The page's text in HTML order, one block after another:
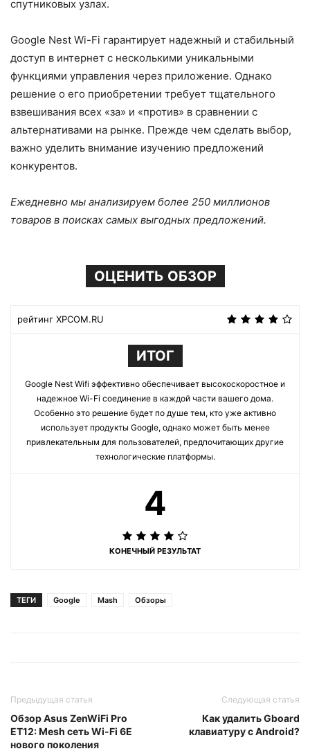
спутниковых узлах.
Google Nest Wi-Fi гарантирует надежный и стабильный
доступ в интернет с несколькими уникальными
функциями управления через приложение. Однако
решение о его приобретении требует тщательного
взвешивания всех «за» и «против» в сравнении с
альтернативами на рынке. Прежде чем сделать выбор,
важно уделить внимание изучению предложений
конкурентов.
Ежедневно мы анализируем более 250 миллионов
товаров в поисках самых выгодных предложений.
ОЦЕНИТЬ ОБЗОР
рейтинг XPCOM.RU
ИТОГ
Google Nest Wifi эффективно обеспечивает высокоскоростное и
надежное Wi-Fi соединение в каждой части вашего дома.
Особенно это решение будет по душе тем, кто уже активно
использует продукты Google, однако может быть менее
привлекательным для пользователей, предпочитающих другие
технологические платформы.
4
КОНЕЧНЫЙ РЕЗУЛЬТАТ
ТЕГИ Google Mash Обзоры
Предыдущая статья
Обзор Asus ZenWiFi Pro
ET12: Mesh сеть Wi-Fi 6E
нового поколения
Следующая статья
Как удалить Gboard
клавиатуру с Android?